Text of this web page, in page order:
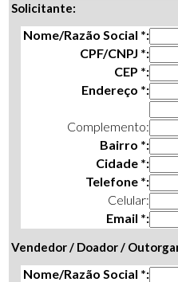
Solicitante:
Nome/Razão Social *:
CPF/CNPJ *:
CEP *:
Endereço *:
Complemento:
Bairro *:
Cidade *:
Telefone *:
Celular:
Email *:
Vendedor / Doador /
Nome/Razão Social *: